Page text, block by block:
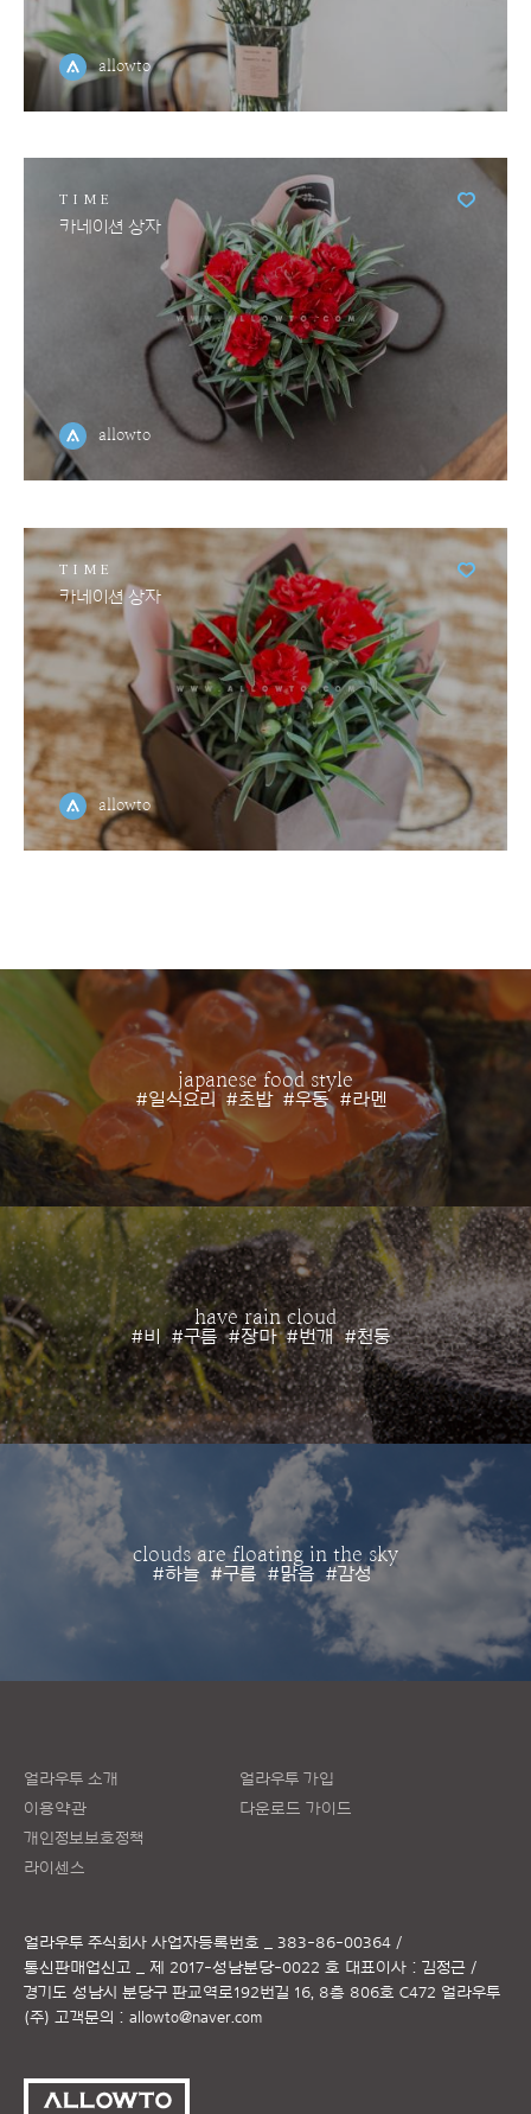
allowto
TIME
카네이션 상자
allowto
TIME
카네이션 상자
allowto
japanese food style
#일식요리 #초밥 #우동 #라멘
have rain cloud
#비 #구름 #장마 #번개 #천둥
clouds are floating in the sky
#하늘 #구름 #맑음 #감성
얼라우투 소개
이용약관
개인정보보호정책
라이센스
얼라우투 가입
다운로드 가이드
얼라우투 주식회사 사업자등록번호 _ 383-86-00364 /
통신판매업신고 _ 제 2017-성남분당-0022 호 대표이사 : 김정근 /
경기도 성남시 분당구 판교역로192번길 16, 8층 806호 C472 얼라우투
(주) 고객문의 : allowto@naver.com